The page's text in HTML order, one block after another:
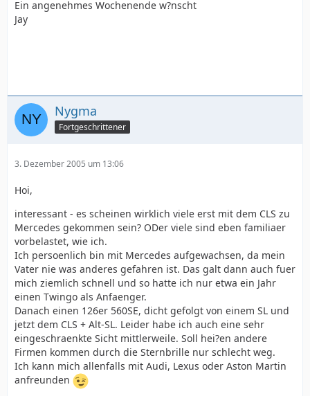
Ein angenehmes Wochenende w?nscht
Jay
Nygma
Fortgeschrittener
3. Dezember 2005 um 13:06
Hoi,
interessant - es scheinen wirklich viele erst mit dem CLS zu
Mercedes gekommen sein? ODer viele sind eben familiaer
vorbelastet, wie ich.
Ich persoenlich bin mit Mercedes aufgewachsen, da mein
Vater nie was anderes gefahren ist. Das galt dann auch fuer
mich ziemlich schnell und so hatte ich nur etwa ein Jahr
einen Twingo als Anfaenger.
Danach einen 126er 560SE, dicht gefolgt von einem SL und
jetzt dem CLS + Alt-SL. Leider habe ich auch eine sehr
eingeschraenkte Sicht mittlerweile. Soll hei?en andere
Firmen kommen durch die Sternbrille nur schlecht weg.
Ich kann mich allenfalls mit Audi, Lexus oder Aston Martin
anfreunden